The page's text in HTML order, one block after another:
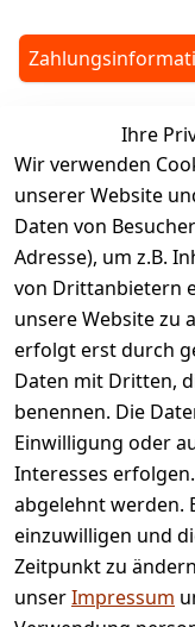
legalDetails
Ihre
Wir verwenden
unserer Website
Daten von
Adresse), um z.B.
von Drittanbietern
unsere Website zu
erfolgt erst durch
Daten mit Dritten,
benennen. Die
Einwilligung oder
Interesses
abgelehnt werden.
einzuwilligen und
Zeitpunkt zu
unserImpressum
Rechtliches
AGB
Impressum
Datenschutze
rklärung
Barrierefreihe
itserklärung
Widerrufsrec
ht
rtal